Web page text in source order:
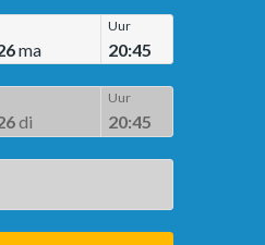
ma
Uur
20:45
di
Uur
20:45